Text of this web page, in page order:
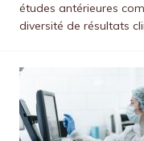
études antérieures
diversité de résultats